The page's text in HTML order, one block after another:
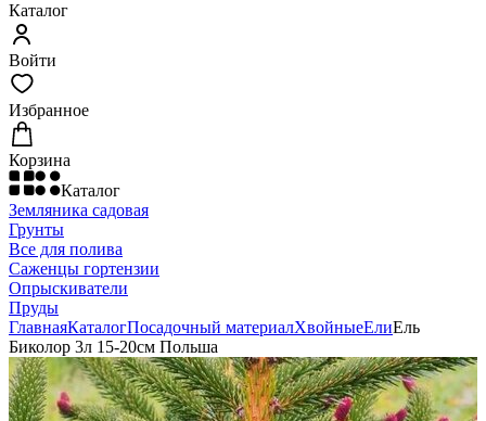
Каталог
Войти
Избранное
Корзина
Каталог
Земляника садовая
Грунты
Все для полива
Саженцы гортензии
Опрыскиватели
Пруды
ГлавнаяКаталогПосадочный материалХвойныеЕлиЕль
Биколор 3л 15-20см Польша